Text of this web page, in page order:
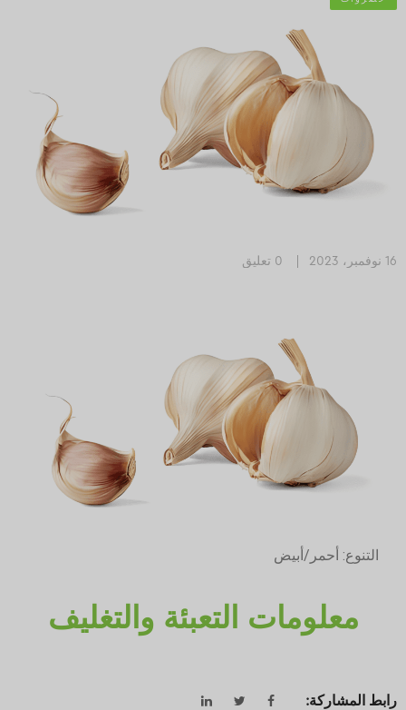
16 نوفمبر، 2023 0 تعليق
التنوع: أحمر/أبيض
معلومات التعبئة والتغليف
رابط المشاركة: